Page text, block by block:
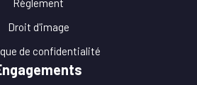
Règlement
Droit d'image
de confidentialité